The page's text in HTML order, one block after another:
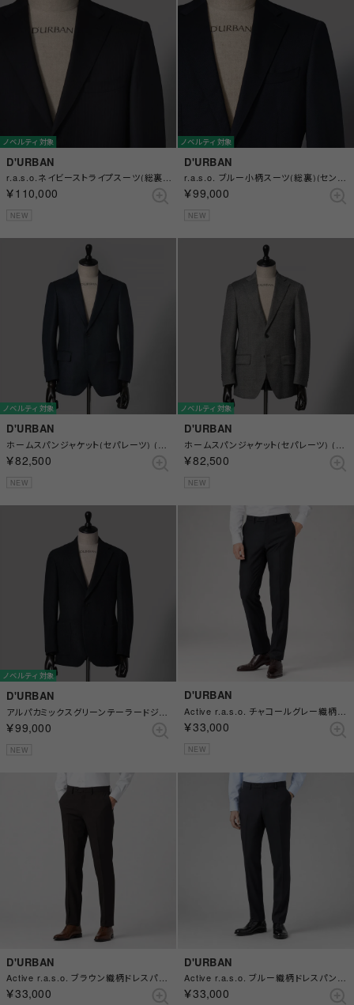
ノベルティ対象
D'URBAN
r.a.s.o.ネイビーストライプスーツ(総裏)(サイドベンツ) （ネイビー）
￥110,000
NEW
ノベルティ対象
D'URBAN
r.a.s.o. ブルー小柄スーツ(総裏)(センターベント) （ブルー）
￥99,000
NEW
ノベルティ対象
D'URBAN
￥82,500
NEW
ノベルティ対象
D'URBAN
￥82,500
NEW
ノベルティ対象
D'URBAN
￥99,000
NEW
D'URBAN
￥33,000
NEW
D'URBAN
Active r.a.s.o. ブラウン織柄ドレスパンツ(ノータック) （ブラウン）
￥33,000
D'URBAN
Active r.a.s.o. ブルー織柄ドレスパンツ(ノータック) （ブルー）
￥33,000